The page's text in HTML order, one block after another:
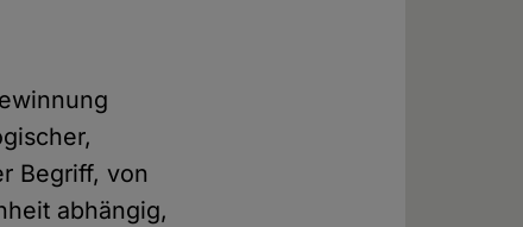
Begriff, von
abhängig,